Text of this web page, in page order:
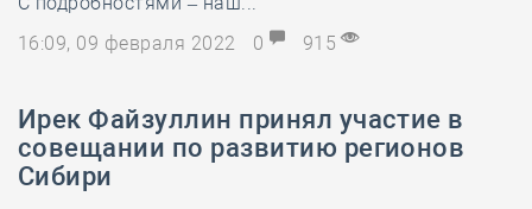
16:09, 09 февраля 2022
0 915
Ирек Файзуллин принял участие в
совещании по развитию регионов
Сибири